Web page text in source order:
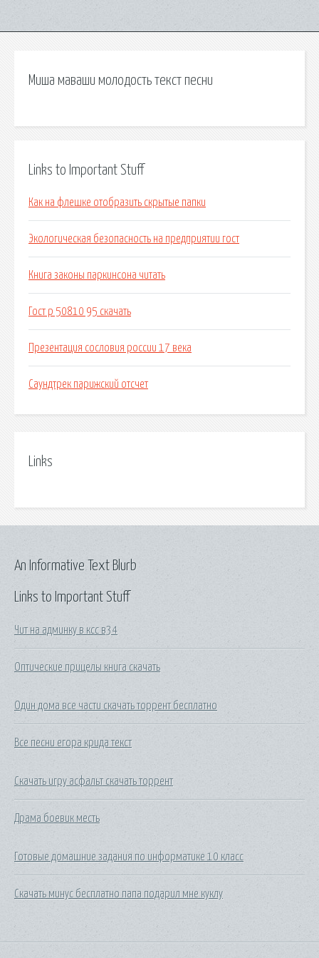
Миша маваши молодость текст песни
Links to Important Stuff
Как на флешке отобразить скрытые папки
Экологическая безопасность на предприятии гост
Книга законы паркинсона читать
Гост р 50810 95 скачать
Презентация сословия россии 17 века
Саундтрек парижский отсчет
Links
Links to Important Stuff
Чит на админку в ксс в34
Оптические прицелы книга скачать
Один дома все части скачать торрент бесплатно
Все песни егора крида текст
Скачать игру асфальт скачать торрент
Драма боевик месть
Готовые домашние задания по информатике 10 класс
Скачать минус бесплатно папа подарил мне куклу
An Informative Text Blurb